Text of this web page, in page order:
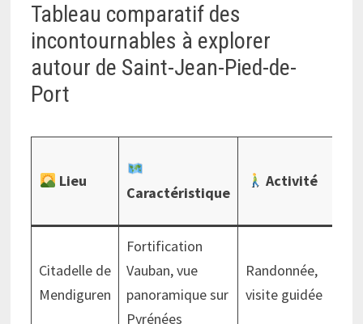
Tableau comparatif des
incontournables à explorer
autour de Saint-Jean-Pied-de-
Port
Lieu
Caractéristique
Activité
Citadelle de
Mendiguren
Fortification
Vauban, vue
panoramique sur
Pyrénées
Randonnée,
visite guidée